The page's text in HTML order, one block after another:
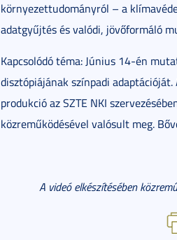
környezettudományról – a
adatgyűjtés és valódi, jövőformáló
Kapcsolódó téma: Június 14-én
disztópiájának színpadi
produkció az SZTE NKI
közreműködésével valósult meg.
A videó elkészítésében